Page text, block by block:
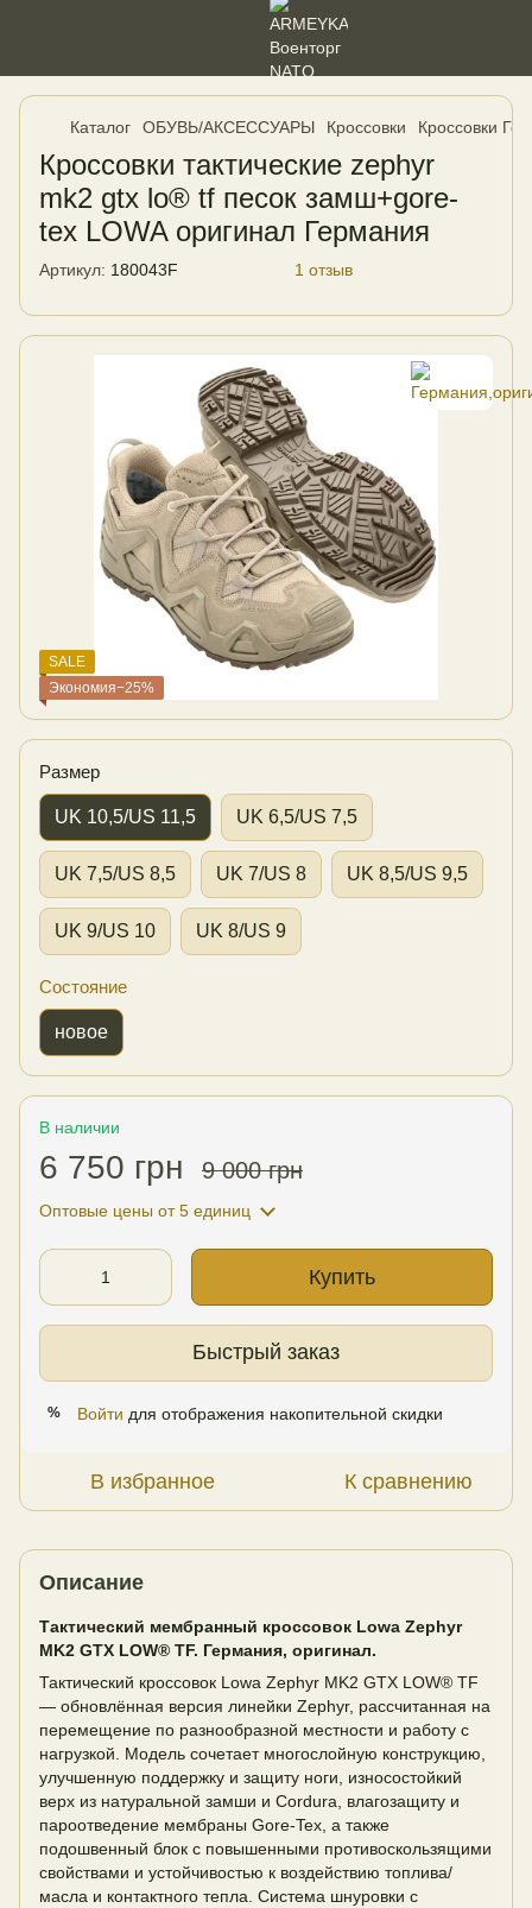
Каталог ОБУВЬ/АКСЕССУАРЫ Кроссовки Кроссовки
Кроссовки тактические zephyr
mk2 gtx lo® tf песок замш+gore-
tex LOWA оригинал Германия
Артикул: 180043F 1 отзыв
SALE
Экономия−25%
Размер
UK 10,5/US 11,5 UK 6,5/US 7,5
UK 7,5/US 8,5 UK 7/US 8 UK 8,5/US 9,5
UK 9/US 10 UK 8/US 9
Состояние
новое
В наличии
6 750 грн 9 000 грн
Оптовые цены от 5 единиц
Купить
Быстрый заказ
% Войти для отображения накопительной скидки
В избранное К сравнению
Описание
Тактический мембранный кроссовок Lowa Zephyr
MK2 GTX LOW® TF. Германия, оригинал.
Тактический кроссовок Lowa Zephyr MK2 GTX LOW® TF
— обновлённая версия линейки Zephyr, рассчитанная на
перемещение по разнообразной местности и работу с
нагрузкой. Модель сочетает многослойную конструкцию,
улучшенную поддержку и защиту ноги, износостойкий
верх из натуральной замши и Cordura, влагозащиту и
пароотведение мембраны Gore-Tex, а также
подошвенный блок с повышенными противоскользящими
свойствами и устойчивостью к воздействию топлива/
масла и контактного тепла. Система шнуровки с